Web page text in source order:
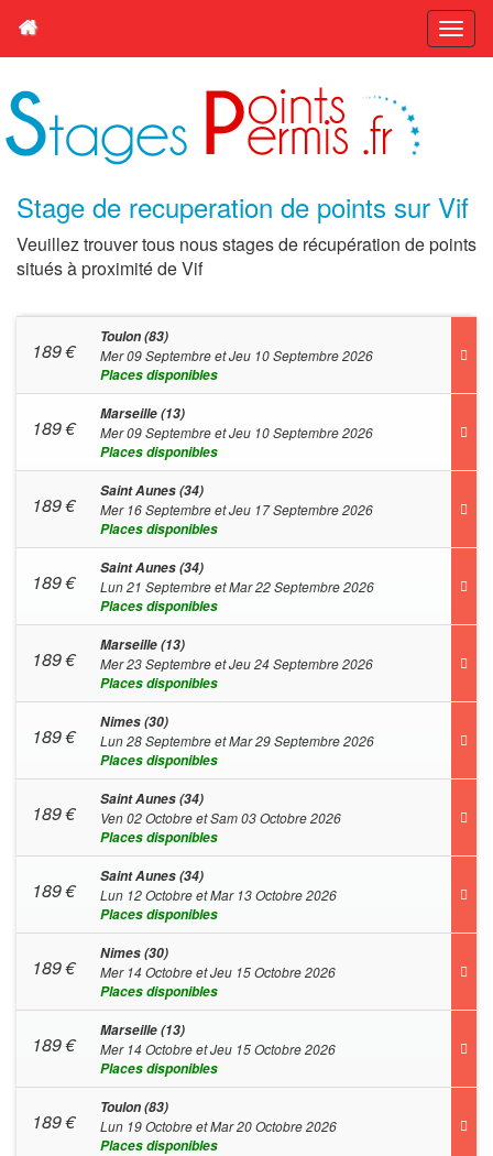
Stage de recuperation de points sur Vif
Veuillez trouver tous nous stages de récupération de points
situés à proximité de Vif
189€
Toulon (83)
Mer 09 Septembre et Jeu 10 Septembre 2026
Places disponibles
189€
Marseille (13)
Mer 09 Septembre et Jeu 10 Septembre 2026
Places disponibles
189€
Saint Aunes (34)
Mer 16 Septembre et Jeu 17 Septembre 2026
Places disponibles
189€
Saint Aunes (34)
Lun 21 Septembre et Mar 22 Septembre 2026
Places disponibles
189€
Marseille (13)
Mer 23 Septembre et Jeu 24 Septembre 2026
Places disponibles
189€
Nimes (30)
Lun 28 Septembre et Mar 29 Septembre 2026
Places disponibles
189€
Saint Aunes (34)
Ven 02 Octobre et Sam 03 Octobre 2026
Places disponibles
189€
Saint Aunes (34)
Lun 12 Octobre et Mar 13 Octobre 2026
Places disponibles
189€
Nimes (30)
Mer 14 Octobre et Jeu 15 Octobre 2026
Places disponibles
189€
Marseille (13)
Mer 14 Octobre et Jeu 15 Octobre 2026
Places disponibles
189€
Toulon (83)
Lun 19 Octobre et Mar 20 Octobre 2026
Places disponibles